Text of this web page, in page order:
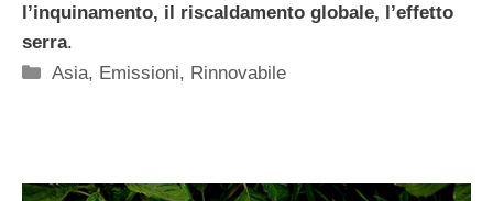
l’inquinamento, il riscaldamento globale, l’effetto
serra.
Categorie
Asia, Emissioni, Rinnovabile